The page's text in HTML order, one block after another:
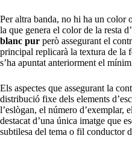
Per altra banda, no hi ha un color
la que genera el color de la resta
blanc pur però assegurant el
principal replicarà la textura de la
s’ha apuntat anteriorment el
Els aspectes que assegurant la
distribució fixe dels elements
l’eslògan, el número
destacat d’una única imatge que
subtilesa del tema o fil conductor